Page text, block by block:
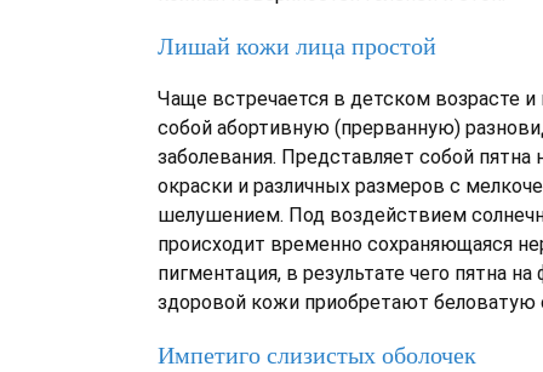
Лишай кожи лица простой
Чаще встречается в детском возрасте и
собой абортивную (прерванную)
заболевания. Представляет собой пятна
окраски и различных размеров с
шелушением. Под воздействием
происходит временно сохраняющаяся
пигментация, в результате чего пятна на
здоровой кожи приобретают беловатую
Импетиго слизистых оболочек